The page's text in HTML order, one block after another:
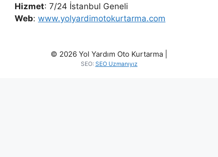
Hizmet: 7/24 İstanbul Geneli
Web: www.yolyardimotokurtarma.com
© 2026 Yol Yardım Oto Kurtarma |
SEO: SEO Uzmanıyız